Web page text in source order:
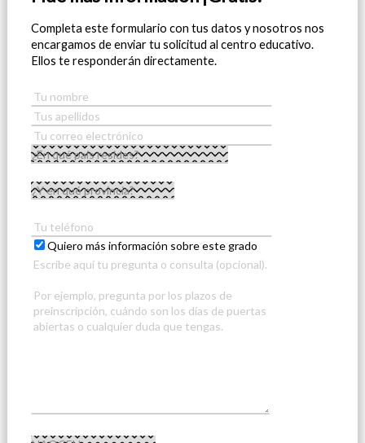
Completa este formulario con tus datos y nosotros nos
encargamos de enviar tu solicitud al centro educativo.
Ellos te responderán directamente.
Quiero más información sobre este grado